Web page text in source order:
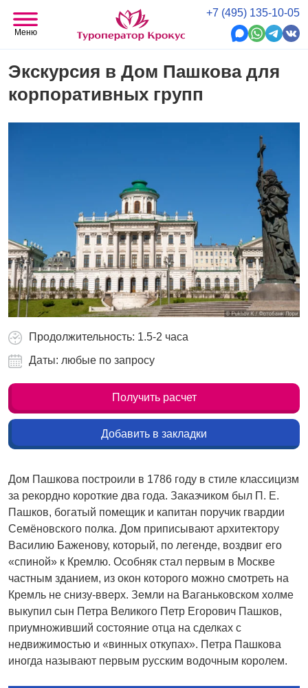
+7 (495) 135-10-05
Меню
Экскурсия в Дом Пашкова для
корпоративных групп
Продолжительность: 1.5-2 часа
Даты: любые по запросу
Получить расчет
Добавить в закладки
Дом Пашкова построили в 1786 году в стиле классицизм
за рекордно короткие два года. Заказчиком был П. Е.
Пашков, богатый помещик и капитан поручик гвардии
Семёновского полка. Дом приписывают архитектору
Василию Баженову, который, по легенде, воздвиг его
«спиной» к Кремлю. Особняк стал первым в Москве
частным зданием, из окон которого можно смотреть на
Кремль не снизу-вверх. Земли на Ваганьковском холме
выкупил сын Петра Великого Петр Егорович Пашков,
приумноживший состояние отца на сделках с
недвижимостью и «винных откупах». Петра Пашкова
иногда называют первым русским водочным королем.